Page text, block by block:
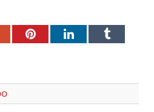
PinterestLinkedInTumblr